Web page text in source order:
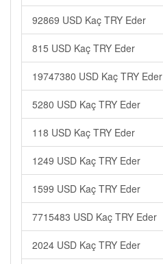
92869 USD Kaç TRY Eder
815 USD Kaç TRY Eder
19747380 USD Kaç TRY Eder
5280 USD Kaç TRY Eder
118 USD Kaç TRY Eder
1249 USD Kaç TRY Eder
1599 USD Kaç TRY Eder
7715483 USD Kaç TRY Eder
2024 USD Kaç TRY Eder